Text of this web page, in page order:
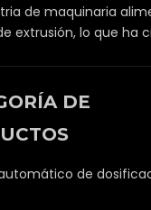
de maquinaria
extrusión, lo que
DE
de